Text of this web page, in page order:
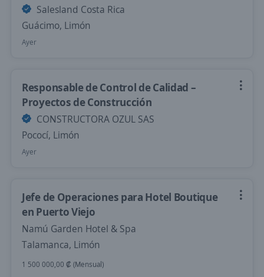
Salesland Costa Rica
Guácimo, Limón
Ayer
Responsable de Control de Calidad –
Proyectos de Construcción
CONSTRUCTORA OZUL SAS
Pococí, Limón
Ayer
Jefe de Operaciones para Hotel Boutique
en Puerto Viejo
Namú Garden Hotel & Spa
Talamanca, Limón
1 500 000,00 ₡ (Mensual)